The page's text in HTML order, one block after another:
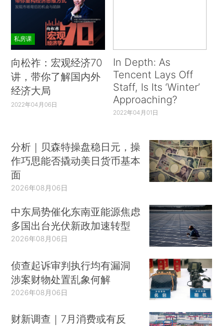
私房课
向松祚：宏观经济70
讲，带你了解国内外
经济大局
2022年04月06日
In Depth: As
Tencent Lays Off
Staff, Is Its ‘Winter’
Approaching?
2022年04月01日
分析｜贝森特操盘稳日元，操
作巧思能否撬动美日货币基本
面
2026年08月06日
中东局势催化东南亚能源焦虑
多国出台光伏新政加速转型
2026年08月06日
侦查起诉审判执行均有漏洞
涉案财物处置乱象何解
2026年08月06日
财新调查｜7月消费或有反